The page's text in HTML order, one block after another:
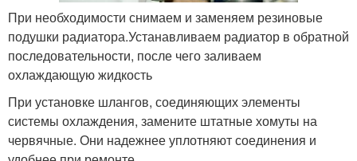
При необходимости снимаем и заменяем резиновые
подушки радиатора.Устанавливаем радиатор в обратной
последовательности, после чего заливаем
охлаждающую жидкость
При установке шлангов, соединяющих элементы
системы охлаждения, замените штатные хомуты на
червячные. Они надежнее уплотняют соединения и